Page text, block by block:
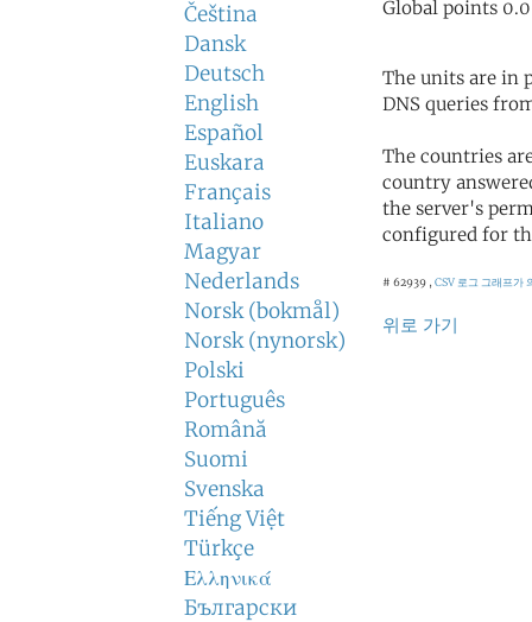
Čeština
Dansk
Deutsch
English
Español
Euskara
Français
Italiano
Magyar
Nederlands
Norsk (bokmål)
Norsk (nynorsk)
Polski
Português
Română
Suomi
Svenska
Tiếng Việt
Türkçe
Ελληνικά
Български
The units are in
DNS queries
The countries
country
the server's
configured for
# 62939 , CSV 로그 그래프가
위로 가기